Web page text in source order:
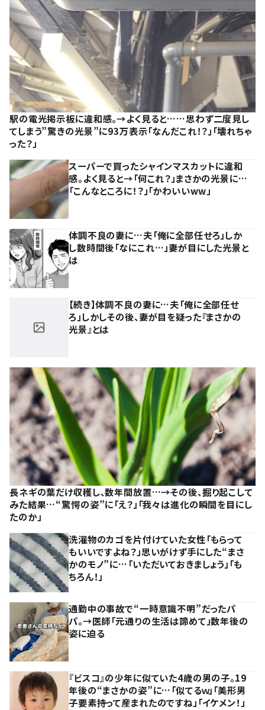
駅の電光掲示板に違和感。→よく見ると……思わず二度見し
てしまう”驚きの光景”に93万表示「なんだこれ！？」「壊れちゃ
った？」
スーパーで買ったシャインマスカットに違和
感。よく見ると→「何これ？」まさかの光景に…
「こんなところに！？」「かわいいww」
体調不良の妻に…夫「俺に全部任せろ」しか
し数時間後「なにこれ…」妻が目にした光景と
は
【続き】体調不良の妻に…夫「俺に全部任せ
ろ」しかしその後、妻が目を疑った『まさかの
光景』とは
長ネギの葉だけ収穫し、数年間放置…→その後、掘り起こして
みた結果…“驚愕の姿”に「え？」「我々は進化の瞬間を目にし
たのか」
洗濯物のカゴを片付けていた女性「もらって
もいいですよね？」思いがけず手にした“まさ
かのモノ”に…「いただいておきましょう」「も
ちろん！」
通勤中の事故で“一時意識不明”だったパ
パ。→医師「元通りの生活は諦めて」数年後の
姿に迫る
『ビスコ』の少年に似ていた4歳の男の子。19
年後の“まさかの姿”に…「似てるｗ」「美形男
子要素持って産まれたのですね」「イケメン！」